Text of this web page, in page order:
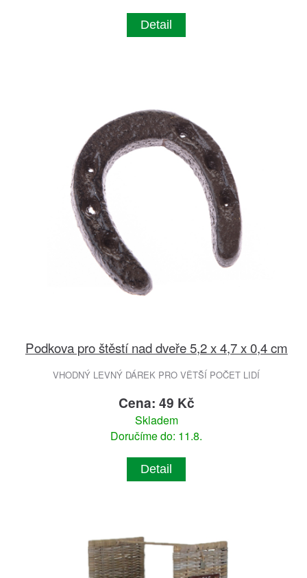
Detail
Podkova pro štěstí nad dveře 5,2 x 4,7 x 0,4 cm
VHODNÝ LEVNÝ DÁREK PRO VĚTŠÍ POČET LIDÍ
Cena: 49 Kč
Skladem
Doručíme do: 11.8.
Detail